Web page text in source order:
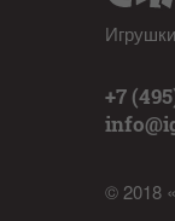
+7
© 2018